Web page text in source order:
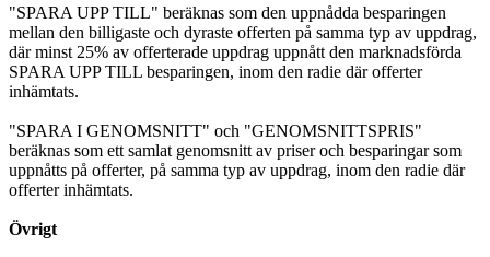
"SPARA UPP TILL" beräknas som den uppnådda besparingen
mellan den billigaste och dyraste offerten på samma typ av uppdrag,
där minst 25% av offerterade uppdrag uppnått den marknadsförda
SPARA UPP TILL besparingen, inom den radie där offerter
inhämtats.
"SPARA I GENOMSNITT" och "GENOMSNITTSPRIS"
beräknas som ett samlat genomsnitt av priser och besparingar som
uppnåtts på offerter, på samma typ av uppdrag, inom den radie där
offerter inhämtats.
Övrigt